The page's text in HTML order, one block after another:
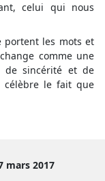
celui qui nous
portent les mots et
comme une
de sincérité et de
célèbre le fait que
mars 2017